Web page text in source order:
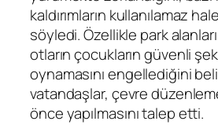
kaldırımların kullanılamaz
söyledi. Özellikle park
otların çocukların güvenli
oynamasını engellediğini
vatandaşlar, çevre
önce yapılmasını talep etti.